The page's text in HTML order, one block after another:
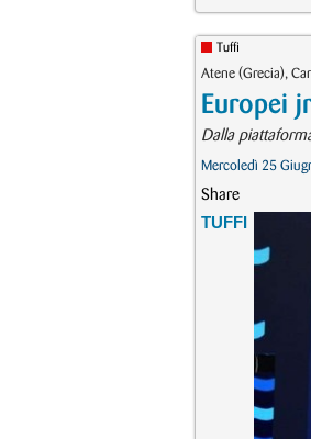
Tuffi
Atene (Grecia),
Europei
Dalla
Mercoledì 25
Share
TUFFI